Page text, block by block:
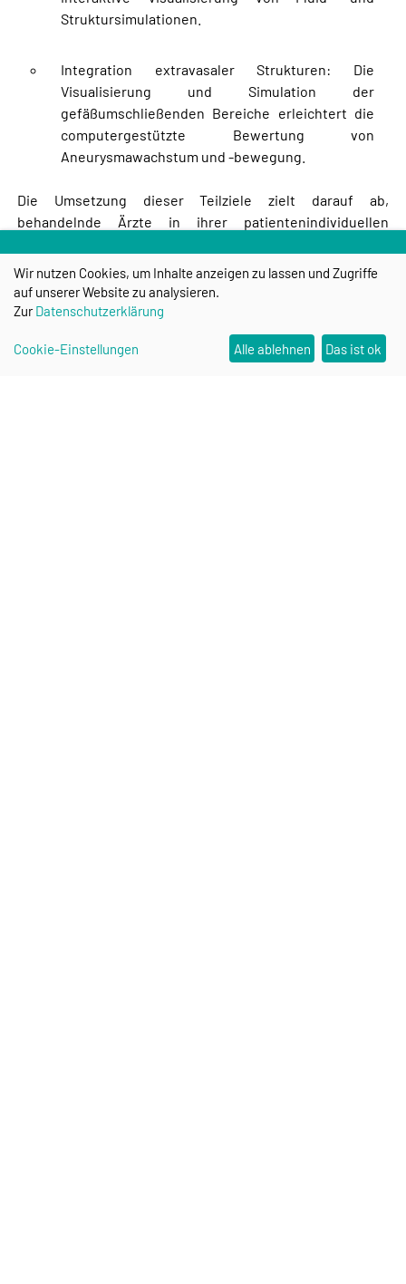
Struktursimulationen.
Integration extravasaler Strukturen: Die
Visualisierung und Simulation der
gefäßumschließenden Bereiche erleichtert die
computergestützte Bewertung von
Aneurysmawachstum und -bewegung.
Die Umsetzung dieser Teilziele zielt darauf ab,
behandelnde Ärzte in ihrer patientenindividuellen
System bietet eine realistische und verlässliche
Vorhersage des Blutflusses und stellt dem medizinischen
Fachpersonal neue, zusätzliche Informationen zur
Bewertung intrakranieller Aneurysmen und unterstützt
Wir nutzen Cookies, um Inhalte anzeigen zu lassen und Zugriffe
auf unserer Website zu analysieren.
ZurDatenschutzerklärung
Cookie-Einstellungen Alle ablehnen Das ist ok